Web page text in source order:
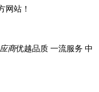
网站！
商优越品质 一流服务 中